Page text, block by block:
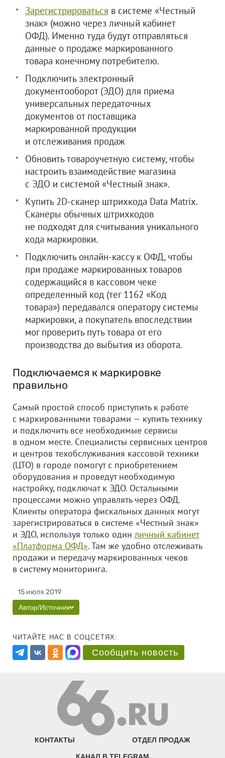
Зарегистрироваться в системе «Честный
знак» (можно через личный кабинет
ОФД). Именно туда будут отправляться
данные о продаже маркированного
товара конечному потребителю.
Подключить электронный
документооборот (ЭДО) для приема
универсальных передаточных
документов от поставщика
маркированной продукции
и отслеживания продаж
Обновить товароучетную систему, чтобы
настроить взаимодействие магазина
с ЭДО и системой «Честный знак».
Купить 2D-сканер штрихкода Data Matrix.
Сканеры обычных штрихкодов
не подходят для считывания уникального
кода маркировки.
Подключить онлайн-кассу к ОФД, чтобы
при продаже маркированных товаров
содержащийся в кассовом чеке
определенный код (тег 1162 «Код
товара») передавался оператору системы
маркировки, а покупатель впоследствии
мог проверить путь товара от его
производства до выбытия из оборота.
Подключаемся к маркировке
правильно
Самый простой способ приступить к работе
с маркированными товарами — купить технику
и подключить все необходимые сервисы
в одном месте. Специалисты сервисных центров
и центров техобслуживания кассовой техники
(ЦТО) в городе помогут с приобретением
оборудования и проведут необходимую
настройку, подключат к ЭДО. Остальными
процессами можно управлять через ОФД.
Клиенты оператора фискальных данных могут
зарегистрироваться в системе «Честный знак»
и ЭДО, используя только один личный кабинет
«Платформа ОФД». Там же удобно отслеживать
продажи и передачу маркированных чеков
в систему мониторинга.
15 июля 2019
Автор/Источник
ЧИТАЙТЕ НАС В СОЦСЕТЯХ:
Сообщить новость
КОНТАКТЫ ОТДЕЛ ПРОДАЖ